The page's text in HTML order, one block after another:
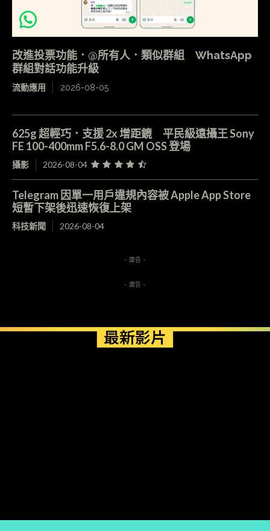
改進投票功能．@所有人．類似群組 WhatsApp
群組對話功能升級
流動應用 2026-08-05
625g 超輕巧．支援 2x 增距鏡 平民級遠攝王 Sony
FE 100-400mm F5.6-8.0 GM OSS 登場
攝影 2026-08-04
Telegram 因單一用戶違規內容被 Apple App Store
短暫下架後迅速恢復上架
科技新聞 2026-08-04
- 廣告 -
- 廣告 -
最新影片